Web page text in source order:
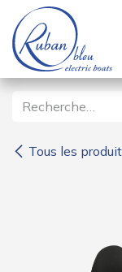
Se rendre au contenu
Tous les